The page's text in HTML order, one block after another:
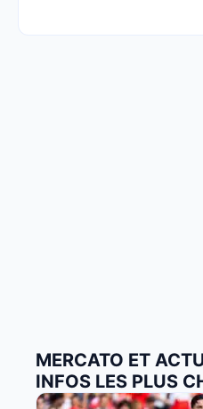
MERCATO ET
INFOS LES PLUS